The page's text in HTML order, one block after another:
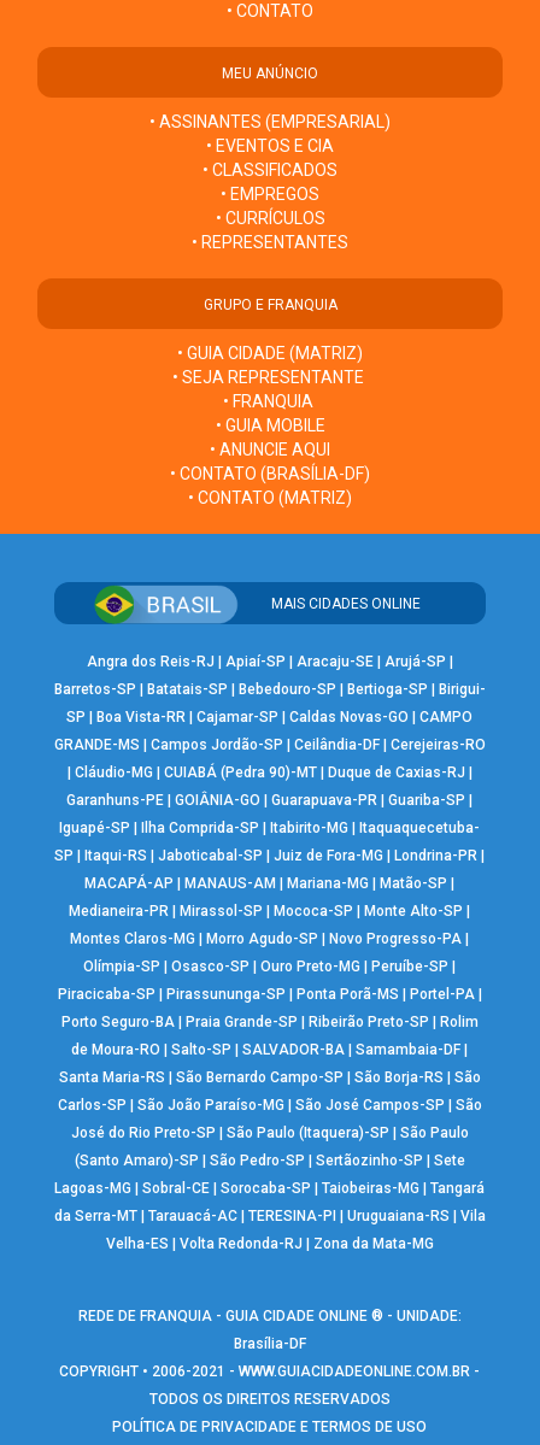
• CONTATO
MEU ANÚNCIO
• ASSINANTES (EMPRESARIAL)
• EVENTOS E CIA
• CLASSIFICADOS
• EMPREGOS
• CURRÍCULOS
• REPRESENTANTES
GRUPO E FRANQUIA
• GUIA CIDADE (MATRIZ)
• SEJA REPRESENTANTE
• FRANQUIA
• GUIA MOBILE
• ANUNCIE AQUI
• CONTATO (BRASÍLIA-DF)
• CONTATO (MATRIZ)
MAIS CIDADES ONLINE
Angra dos Reis-RJ Apiaí-SP Aracaju-SE| Arujá-SP
Barretos-SP
Batatais-SP Bebedouro-SP Bertioga-SP
Birigui-
SP
Boa Vista-RR |Cajamar-SP |Caldas Novas-GO |CAMPO
GRANDE-MS
Campos Jordão-SP Ceilândia-DF| Cerejeiras-RO
Cláudio-MG CUIABÁ (Pedra 90)-MT| Duque de Caxias-RJ
Garanhuns-PE |GOIÂNIA-GO |Guarapuava-PR |Guariba-SP
Iguapé-SP
Ilha Comprida-SP Itabirito-MG
Itaquaquecetuba-
SP
Itaqui-RS |Jaboticabal-SP |Juiz de Fora-MG Londrina-PR
MACAPÁ-AP
MANAUS-AM Mariana-MG Matão-SP
Medianeira-PR
Mirassol-SP Mococa-SP Monte Alto-SP
Montes Claros-MG
Morro Agudo-SP Novo Progresso-PA
Olímpia-SP
|Osasco-SP |Ouro Preto-MG Peruíbe-SP
Piracicaba-SP
Pirassununga-SP Ponta Porã-MS Portel-PA|
Porto Seguro-BA| Praia Grande-SP Ribeirão Preto-SP
Rolim
de Moura-RO
|Salto-SP |SALVADOR-BA |Samambaia-DF
Santa Maria-RS
São Bernardo Campo-SP São Borja-RS
São
Carlos-SP
São João Paraíso-MG São José Campos-SP
São
José do Rio Preto-SP
São Paulo (Itaquera)-SP
São Paulo
(Santo Amaro)-SP
São Pedro-SP Sertãozinho-SP
Sete
Lagoas-MG
|Sobral-CE |Sorocaba-SP |Taiobeiras-MG |Tangará
da Serra-MT| Tarauacá-AC| TERESINA-PI Uruguaiana-RS
Vila
Velha-ES
Volta Redonda-RJ Zona da Mata-MG
REDE DE FRANQUIA - GUIA CIDADE ONLINE ® - UNIDADE:
Brasília-DF
COPYRIGHT • 2006-2021 -WWW.GUIACIDADEONLINE.COM.BR -
TODOS OS DIREITOS RESERVADOS
POLÍTICA DE PRIVACIDADE E TERMOS DE USO